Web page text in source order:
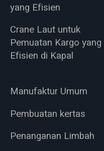
yang Efisien
Crane Laut untuk
Pemuatan Kargo yang
Efisien di Kapal
Manufaktur Umum
Pembuatan kertas
Penanganan Limbah